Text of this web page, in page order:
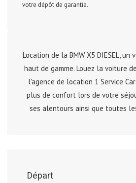
votre dépôt de garantie.
Location de la BMW X5 DIESEL,
haut de gamme. Louez la voiture
l'agence de location 1 Service
plus de confort lors de votre
ses alentours ainsi que toutes
Départ